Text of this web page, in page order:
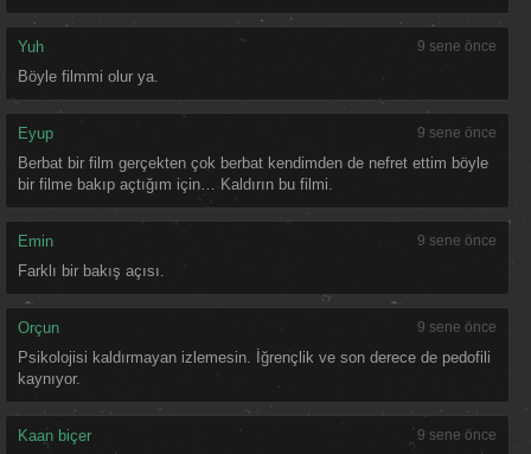
Yuh 9 sene önce
Böyle filmmi olur ya.
Eyup 9 sene önce
Berbat bir film gerçekten çok berbat kendimden de nefret ettim böyle
bir filme bakıp açtığım için… Kaldırın bu filmi.
Emin 9 sene önce
Farklı bir bakış açısı.
Orçun 9 sene önce
Psikolojisi kaldırmayan izlemesin. İğrençlik ve son derece de pedofili
kaynıyor.
Kaan biçer 9 sene önce